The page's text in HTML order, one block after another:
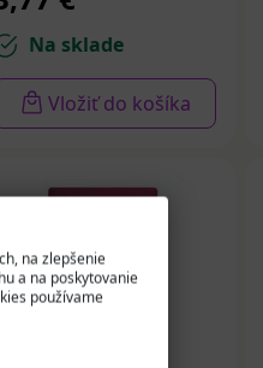
Na sklade
Vložiť do košíka
na zlepšenie
a na poskytovanie
používame